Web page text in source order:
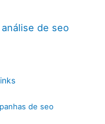
análise de seo
de seo